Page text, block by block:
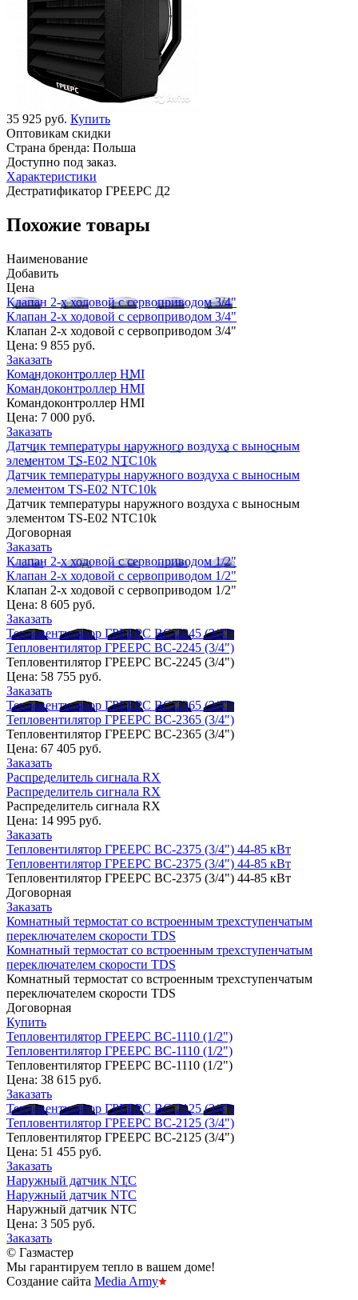
35 925 руб. Купить
Оптовикам скидки
Страна бренда: Польша
Доступно под заказ.
Характеристики
Дестратификатор ГРЕЕРС Д2
Похожие товары
Наименование
Добавить
Цена
Клапан 2-х ходовой с сервоприводом 3/4"
Клапан 2-х ходовой с сервоприводом 3/4"
Клапан 2-х ходовой с сервоприводом 3/4"
Цена: 9 855 руб.
Заказать
Командоконтроллер HMI
Командоконтроллер HMI
Командоконтроллер HMI
Цена: 7 000 руб.
Заказать
Датчик температуры наружного воздуха с выносным
элементом TS-E02 NTC10k
Датчик температуры наружного воздуха с выносным
элементом TS-E02 NTC10k
Датчик температуры наружного воздуха с выносным
элементом TS-E02 NTC10k
Договорная
Заказать
Клапан 2-х ходовой с сервоприводом 1/2"
Клапан 2-х ходовой с сервоприводом 1/2"
Клапан 2-х ходовой с сервоприводом 1/2"
Цена: 8 605 руб.
Заказать
Тепловентилятор ГРЕЕРС ВС-2245 (3/4")
Тепловентилятор ГРЕЕРС ВС-2245 (3/4")
Тепловентилятор ГРЕЕРС ВС-2245 (3/4")
Цена: 58 755 руб.
Заказать
Тепловентилятор ГРЕЕРС ВС-2365 (3/4")
Тепловентилятор ГРЕЕРС ВС-2365 (3/4")
Тепловентилятор ГРЕЕРС ВС-2365 (3/4")
Цена: 67 405 руб.
Заказать
Распределитель сигнала RX
Распределитель сигнала RX
Распределитель сигнала RX
Цена: 14 995 руб.
Заказать
Тепловентилятор ГРЕЕРС ВС-2375 (3/4") 44-85 кВт
Тепловентилятор ГРЕЕРС ВС-2375 (3/4") 44-85 кВт
Тепловентилятор ГРЕЕРС ВС-2375 (3/4") 44-85 кВт
Договорная
Заказать
Комнатный термостат со встроенным трехступенчатым
переключателем скорости TDS
Комнатный термостат со встроенным трехступенчатым
переключателем скорости TDS
Комнатный термостат со встроенным трехступенчатым
переключателем скорости TDS
Договорная
Купить
Тепловентилятор ГРЕЕРС ВС-1110 (1/2")
Тепловентилятор ГРЕЕРС ВС-1110 (1/2")
Тепловентилятор ГРЕЕРС ВС-1110 (1/2")
Цена: 38 615 руб.
Заказать
Тепловентилятор ГРЕЕРС ВС-2125 (3/4")
Тепловентилятор ГРЕЕРС ВС-2125 (3/4")
Тепловентилятор ГРЕЕРС ВС-2125 (3/4")
Цена: 51 455 руб.
Заказать
Наружный датчик NTC
Наружный датчик NTC
Наружный датчик NTC
Цена: 3 505 руб.
Заказать
© Газмастер
Мы гарантируем тепло в вашем доме!
Создание сайта Media Army